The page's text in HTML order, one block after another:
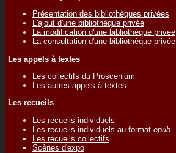
Présentation des bibliothèques privées
L'ajout d'une bibliothèque privée
La modification d'une bibliothèque privée
La consultation d'une bibliothèque privée
Les appels à textes
Les collectifs du Proscenium
Les autres appels à textes
Les recueils
Les recueils individuels
Les recueils individuels au format epub
Les recueils collectifs
Scènes d'expo